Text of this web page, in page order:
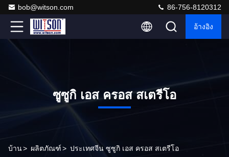
bob@witson.com 86-756-8120312
อ้างอิง
ซูซูกิ เอส ครอส สเตรีโอ
บ้าน> ผลิตภัณฑ์> ประเทศจีน ซูซูกิ เอส ครอส สเตรีโอ